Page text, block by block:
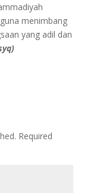
menimbang
yang adil dan
Required